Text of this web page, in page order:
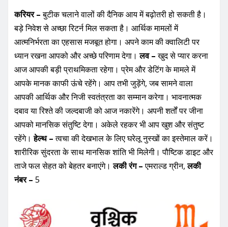
करियर –बुटीक चलाने वालों की दैनिक आय में बढ़ोतरी हो सकती है।
बड़े निवेश से अच्छा रिटर्न मिल सकता है। आर्थिक मामलों में
आत्मनिर्भरता का एहसास मजबूत होगा। अपने काम की क्वालिटी पर
ध्यान रखना आपको और अच्छे परिणाम देगा।लव –खुद से प्यार करना
आज आपकी बड़ी प्राथमिकता रहेगा। प्रेम और डेटिंग के मामले में
आपके मानक काफी ऊंचे रहेंगे। आप तभी जुड़ेंगे, जब सामने वाला
आपकी आर्थिक और निजी स्वतंत्रता का सम्मान करेगा। भावनात्मक
दबाव या रिश्ते की जल्दबाजी को आज नकारेंगे। अपनी शर्तों पर जीना
आपको मानसिक संतुष्टि देगा। अकेले रहकर भी आप खुश और संतुष्ट
रहेंगे।हेल्थ –त्वचा की देखभाल के लिए घरेलू नुस्खों का इस्तेमाल करें।
शारीरिक सुंदरता के साथ मानसिक शांति भी मिलेगी। पौष्टिक डाइट और
ताजे फल सेहत को बेहतर बनाएंगे।लकी रंग –एमराल्ड ग्रीन,लकी
नंबर – 5